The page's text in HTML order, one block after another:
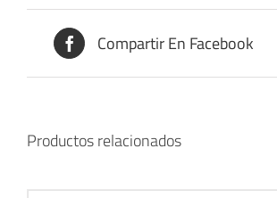
Compartir En Facebook
Productos relacionados